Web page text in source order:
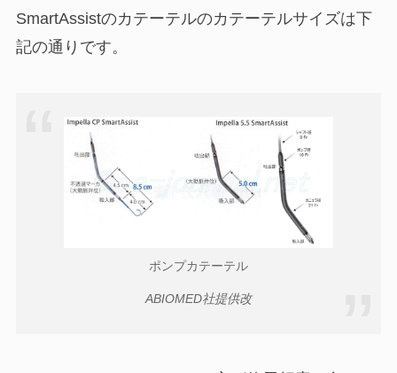
SmartAssistのカテーテルのカテーテルサイズは下
記の通りです。
ポンプカテーテル
ABIOMED社提供改